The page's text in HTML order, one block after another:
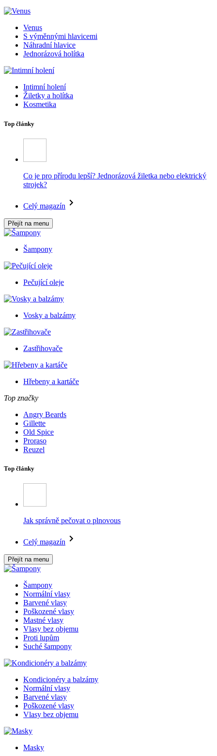
Venus
S výměnnými hlavicemi
Náhradní hlavice
Jednorázová holítka
Intimní holení
Žiletky a holítka
Kosmetika
Top články
Co je pro přírodu lepší? Jednorázová žiletka nebo elektrický
strojek?
Celý magazín
Přejít na menu
Šampony
Pečující oleje
Vosky a balzámy
Zastřihovače
Hřebeny a kartáče
Top značky
Angry Beards
Gillette
Old Spice
Proraso
Reuzel
Top články
Jak správně pečovat o plnovous
Celý magazín
Přejít na menu
Šampony
Normální vlasy
Barvené vlasy
Poškozené vlasy
Mastné vlasy
Vlasy bez objemu
Proti lupům
Suché šampony
Kondicionéry a balzámy
Normální vlasy
Barvené vlasy
Poškozené vlasy
Vlasy bez objemu
Masky